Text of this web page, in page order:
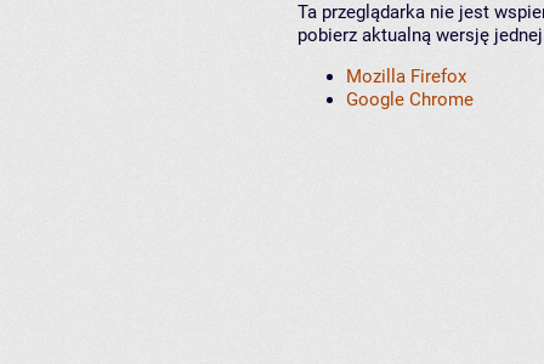
Ta przeglądarka nie jest
pobierz aktualną wersję
Mozilla Firefox
Google Chrome